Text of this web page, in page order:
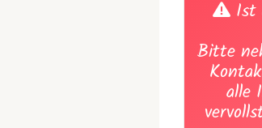
Ist
Bitte
alle